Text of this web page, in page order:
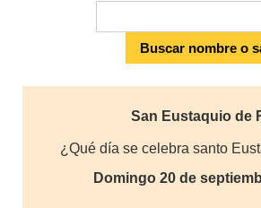
San Eustaquio de
¿Qué día se celebra santo
Domingo 20 de